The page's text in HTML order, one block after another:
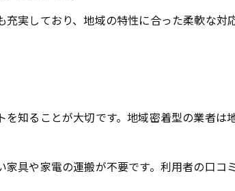
実しており、地域の特性に合った柔軟な対
知ることが大切です。地域密着型の業者は
具や家電の運搬が不要です。利用者の口コ